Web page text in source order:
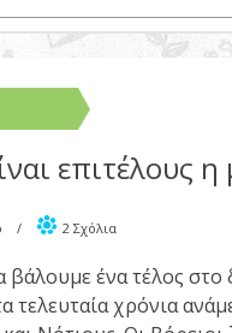
επιτέλους
/ 2 Σχόλια
βάλουμε ένα τέλος
τελευταία χρόνια